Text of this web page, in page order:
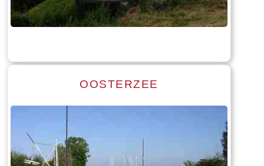
Tekst: © Foto: © Hendrik van Kampen
OOSTERZEE